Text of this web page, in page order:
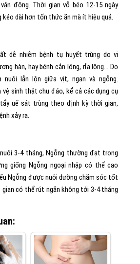
động. Thời gian vỗ béo 12-15 ngày
kéo dài hơn tốn thức ăn mà ít hiệu quả.
dễ nhiễm bệnh tụ huyết trùng do vi
hàn, hay bệnh cắn lông, rỉa lông… Do
nuôi lẫn lộn giữa vịt, ngan và ngỗng.
vệ sinh thật chu đáo, kể cả các dụng cụ
uế sát trùng theo định kỳ thời gian,
xảy ra.
3-4 tháng, Ngỗng thường đạt trọng
giống Ngỗng ngoại nhập có thể cao
Ngỗng được nuôi dưỡng chăm sóc tốt
có thể rút ngắn không tới 3-4 tháng